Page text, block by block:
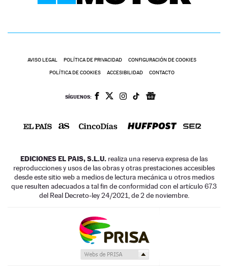
AVISO LEGAL POLÍTICA DE PRIVACIDAD CONFIGURACIÓN DE COOKIES
POLÍTICA DE COOKIES ACCESIBILIDAD CONTACTO
SÍGUENOS:
EDICIONES EL PAIS, S.L.U. realiza una reserva expresa de las
reproducciones y usos de las obras y otras prestaciones accesibles
desde este sitio web a medios de lectura mecánica u otros medios
que resulten adecuados a tal fin de conformidad con el artículo 67.3
del Real Decreto-ley 24/2021, de 2 de noviembre.